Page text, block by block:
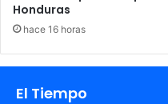
Honduras
hace 16 horas
El Tiempo